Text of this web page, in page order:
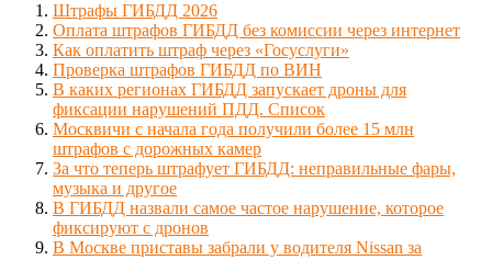
Штрафы ГИБДД 2026
Оплата штрафов ГИБДД без комиссии через интернет
Как оплатить штраф через «Госуслуги»
Проверка штрафов ГИБДД по ВИН
В каких регионах ГИБДД запускает дроны для
фиксации нарушений ПДД. Список
Москвичи с начала года получили более 15 млн
штрафов с дорожных камер
За что теперь штрафует ГИБДД: неправильные фары,
музыка и другое
В ГИБДД назвали самое частое нарушение, которое
фиксируют с дронов
В Москве приставы забрали у водителя Nissan за